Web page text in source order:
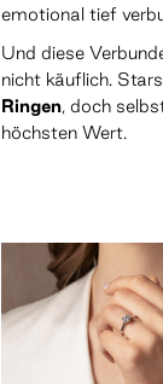
emotional tief
Und diese
nicht käuflich.
Ringen, doch
höchsten Wert.